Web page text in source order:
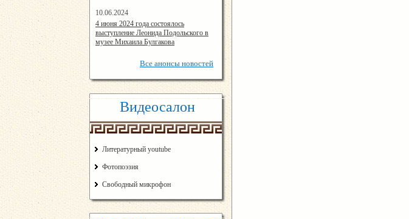
10.06.2024
15:02:44
4 июня 2024 года состоялось
выступление Леонида Подольского в
музее Михаила Булгакова
Все анонсы новостей
Видеосалон
Литературный youtube
Фотопоэзия
Свободный микрофон